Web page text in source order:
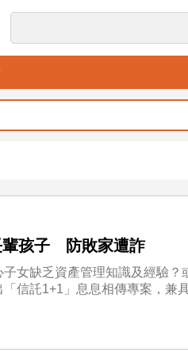
輩孩子 防敗家遭詐
女缺乏資產管理知識及經驗？
信託1+1」息息相傳專案，兼